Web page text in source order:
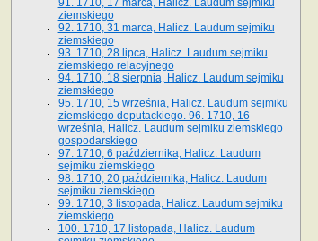
91. 1710, 17 marca, Halicz. Laudum sejmiku
ziemskiego
92. 1710, 31 marca, Halicz. Laudum sejmiku
ziemskiego
93. 1710, 28 lipca, Halicz. Laudum sejmiku
ziemskiego relacyjnego
94. 1710, 18 sierpnia, Halicz. Laudum sejmiku
ziemskiego
95. 1710, 15 września, Halicz. Laudum sejmiku
ziemskiego deputackiego. 96. 1710, 16
września, Halicz. Laudum sejmiku ziemskiego
gospodarskiego
97. 1710, 6 października, Halicz. Laudum
sejmiku ziemskiego
98. 1710, 20 października, Halicz. Laudum
sejmiku ziemskiego
99. 1710, 3 listopada, Halicz. Laudum sejmiku
ziemskiego
100. 1710, 17 listopada, Halicz. Laudum